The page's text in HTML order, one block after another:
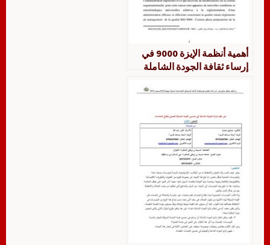
أهمية أنظمة الإيزة 9000 في
إرساء ثقافة الجودة الشاملة
الاقتصادية – أم كلثوم بوزيان